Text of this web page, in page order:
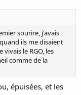
sourire, j'avais
ils me disaient
le RGO, les
comme de la
épuisées, et les